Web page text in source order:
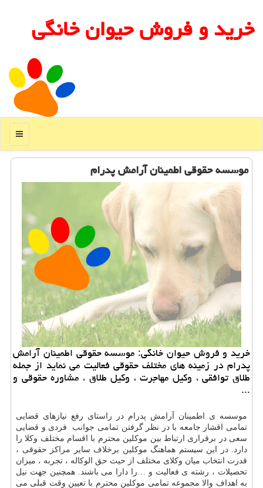
خرید و فروش حیوان خانگی
منو
موسسه حقوقی اطمینان آرامش پدرام
خرید و فروش حیوان خانگی: موسسه حقوقی اطمینان آرامش
پدرام در زمینه های مختلف حقوقی فعالیت می نماید از جمله
طلاق توافقی ، وكیل مهاجرت ، وكیل طلاق ، مشاوره حقوقی و
...
موسسه ی اطمینان آرامش پدرام در راستای رفع نیازهای قضایی
تمامی اقشار جامعه با در نظر گرفتن تمامی جوانب فردی و قضایی
سعی در برقراری ارتباط بین موکلین محترم با اقسام مختلف وکلا را
دارد. در این سیستم هماهنگ موکلین برخلاف سایر مراکز حقوقی ،
قدرت انتخاب میان وکلای مختلف از حیث حق الوکاله ، تجربه ، میزان
تحصیلات ، رشته ی فعالیت و …را دارا می باشند. همچنین جهت نیل
به اهداف والا مجموعه تمامی موکلین محترم با تعیین وقت قبلی می